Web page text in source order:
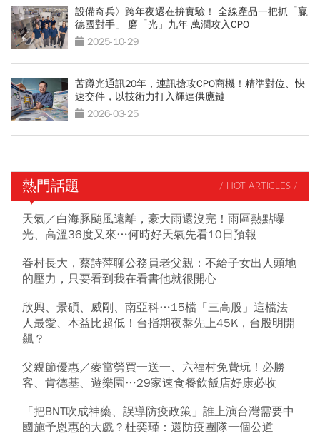
設備奇兵〉跨年夜還在拚實驗！ 全線產品一把抓「贏
德國對手」 磨「光」九年 萬潤攻入CPO
2025-10-29
苦蹲光通訊20年，連訊搶攻CPO商機！精準對位、快
速交件，以技術力打入輝達供應鏈
2026-03-25
熱門話題 / HOT ARTICLES /
天氣／白海豚颱風遠離，豪大雨還沒完！雨區熱點曝
光、高溫36度又來…何時好天氣先看10日預報
眷村長大，蔡詩萍聊公務員老父親：不給子女出人頭地
的壓力，只要看到我在看書他就很開心
欣興、景碩、威剛、南亞科…15檔「三高股」這檔法
人最愛、本益比超低！台指期夜盤先上45K，台股明開
飆？
父親節優惠／麥當勞買一送一、六福村免費玩！必勝
客、肯德基、遊樂園…29家速食餐飲飯店好康必收
「把BNT吹成神藥、誤導防疫政策」誰上演台灣需要中
國施予恩惠的大戲？杜奕瑾：還防疫團隊一個公道